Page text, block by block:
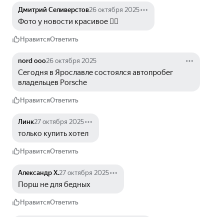
Дмитрий Селиверстов26 октября 2025
Фото у новости красивое 👍🏻
НравитсяОтветить
nord ooo26 октября 2025
Сегодня в Ярославле состоялся автопробег
владельцев Porsche
НравитсяОтветить
Линк27 октября 2025
только купить хотел
НравитсяОтветить
Александр Х.27 октября 2025
Порш не для бедных
НравитсяОтветить